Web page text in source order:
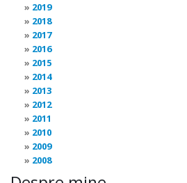
2019
2018
2017
2016
2015
2014
2013
2012
2011
2010
2009
2008